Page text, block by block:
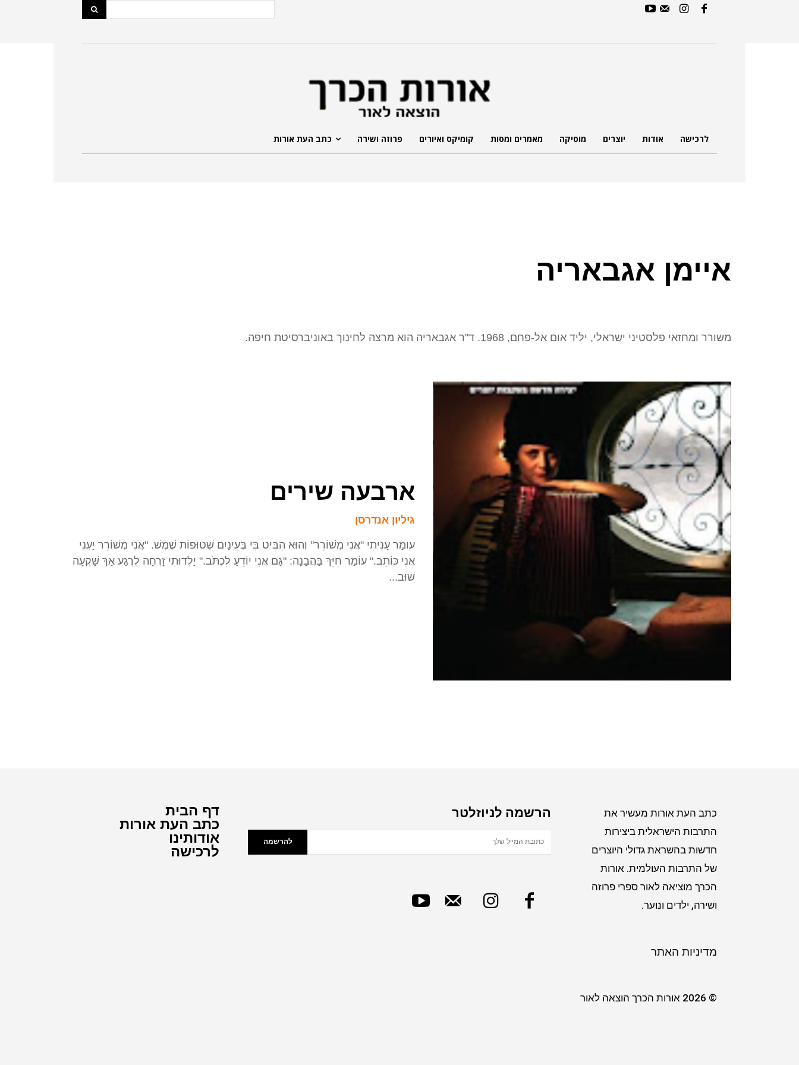
לרכישה אודות יוצרים מוסיקה מאמרים ומסות קומיקס ואיורים פרוזה ושירה כתב העת אורות
איימן אגבאריה
משורר ומחזאי פלסטיני ישראלי, יליד אום אל-פחם, 1968. ד"ר אגבאריה הוא מרצה לחינוך באוניברסיטת חיפה.
ארבעה שירים
גיליון אנדרסן
עומַר עָנִיתִי "אֲנִי מְשׁוֹרֵר" וְהוּא הִבִּיט בִּי בְּעֵינַיִם שְׁטוּפוֹת שֶׁמֶשׁ. "אֲנִי מְשׁוֹרֵר יַעְנִי
אֲנִי כּוֹתֵב." עוֹמַר חִיֵּךְ בַּהֲבָנָה: "גַּם אֲנִי יוֹדֵעַ לִכְתֹּב." יַלְדוּתִי זָרְחָה לְרֶגַע אַךְ שָׁקְעָה
שׁוּב...
דף הבית
כתב העת אורות
אודותינו
לרכישה
הרשמה לניוזלטר
להרשמה
כתב העת אורות מעשיר את
התרבות הישראלית ביצירות
חדשות בהשראת גדולי היוצרים
של התרבות העולמית. אורות
הכרך מוציאה לאור ספרי פרוזה
ושירה, ילדים ונוער.
מדיניות האתר
© 2026 אורות הכרך הוצאה לאור